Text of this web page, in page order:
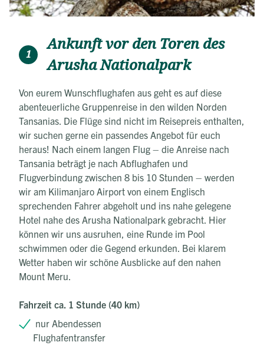
1
Ankunft vor den Toren des
Arusha Nationalpark
Von eurem Wunschflughafen aus geht es auf diese
abenteuerliche Gruppenreise in den wilden Norden
Tansanias. Die Flüge sind nicht im Reisepreis enthalten,
wir suchen gerne ein passendes Angebot für euch
heraus! Nach einem langen Flug – die Anreise nach
Tansania beträgt je nach Abflughafen und
Flugverbindung zwischen 8 bis 10 Stunden – werden
wir am Kilimanjaro Airport von einem Englisch
sprechenden Fahrer abgeholt und ins nahe gelegene
Hotel nahe des Arusha Nationalpark gebracht. Hier
können wir uns ausruhen, eine Runde im Pool
schwimmen oder die Gegend erkunden. Bei klarem
Wetter haben wir schöne Ausblicke auf den nahen
Mount Meru.
Fahrzeit ca. 1 Stunde (40 km)
nur Abendessen
Flughafentransfer